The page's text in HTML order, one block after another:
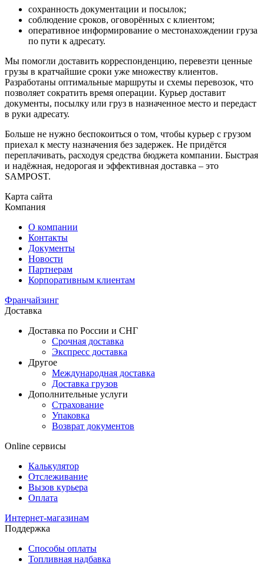
сохранность документации и посылок;
соблюдение сроков, оговорённых с клиентом;
оперативное информирование о местонахождении груза
по пути к адресату.
Мы помогли доставить корреспонденцию, перевезти ценные
грузы в кратчайшие сроки уже множеству клиентов.
Разработаны оптимальные маршруты и схемы перевозок, что
позволяет сократить время операции. Курьер доставит
документы, посылку или груз в назначенное место и передаст
в руки адресату.
Больше не нужно беспокоиться о том, чтобы курьер с грузом
приехал к месту назначения без задержек. Не придётся
переплачивать, расходуя средства бюджета компании. Быстрая
и надёжная, недорогая и эффективная доставка – это
SAMPOST.
Карта сайта
Компания
О компании
Контакты
Документы
Новости
Партнерам
Корпоративным клиентам
Франчайзинг
Доставка
Доставка по России и СНГ
Срочная доставка
Экспресс доставка
Другое
Международная доставка
Доставка грузов
Дополнительные услуги
Страхование
Упаковка
Возврат документов
Online сервисы
Калькулятор
Отслеживание
Вызов курьера
Оплата
Интернет-магазинам
Поддержка
Способы оплаты
Топливная надбавка